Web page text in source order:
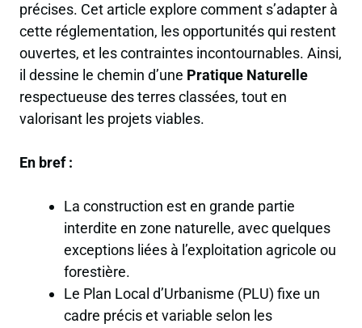
précises. Cet article explore comment s’adapter à
cette réglementation, les opportunités qui restent
ouvertes, et les contraintes incontournables. Ainsi,
il dessine le chemin d’une Pratique Naturelle
respectueuse des terres classées, tout en
valorisant les projets viables.
En bref :
La construction est en grande partie
interdite en zone naturelle, avec quelques
exceptions liées à l’exploitation agricole ou
forestière.
Le Plan Local d’Urbanisme (PLU) fixe un
cadre précis et variable selon les